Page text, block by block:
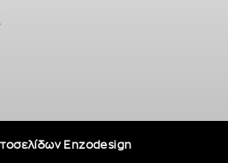
Enzodesign